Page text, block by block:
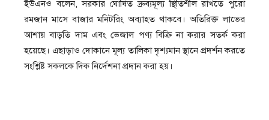
ইউএনও বলেন, সরকার ঘোষিত দ্রুব্যমূল্য স্থিতিশীল রাখতে পুরো
রমজান মাসে বাজার মনিটরিং অব্যাহত থাকবে। অতিরিক্ত লাভের
আশায় বাড়তি দাম এবং ভেজাল পণ্য বিক্রি না করার সতর্ক করা
হয়েছে। এছাড়াও দোকানে মূল্য তালিকা দৃশ্যমান স্থানে প্রদর্শন করতে
সংশ্লিষ্ট সকলকে দিক নির্দেশনা প্রদান করা হয়।